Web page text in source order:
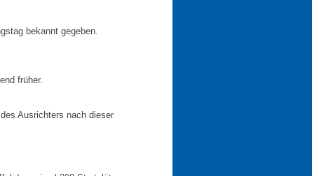
bekannt gegeben.
früher.
Ausrichters nach dieser